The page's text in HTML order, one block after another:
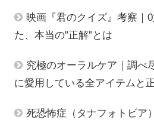
映画『君のクイズ』考察｜
た、本当の”正解”とは
究極のオーラルケア｜調べ
に愛用している全アイテムと
死恐怖症（タナフォトビア